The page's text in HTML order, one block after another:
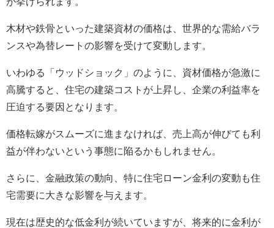
木材や鉄骨といった建築資材の価格は、世界的な需給バラ
ンスや為替レートの影響を受けて変動します。
いわゆる「ウッドショック」のように、資材価格が急激に
高騰すると、住宅の建築コストが上昇し、企業の利益率を
圧迫する要因となります。
価格転嫁がスムーズに進まなければ、売上高が伸びても利
益が伴わないという事態に陥るかもしれません。
さらに、金融政策の動向、特に住宅ローン金利の変動も住
宅需要に大きな影響を与えます。
現在は歴史的な低金利が続いていますが、将来的に金利が